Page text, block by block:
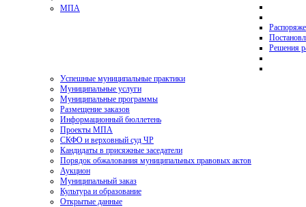
МПА
Решения
Успешные муниципальные практики
Муниципальные услуги
Муниципальные программы
Размещение заказов
Информационный бюллетень
Проекты МПА
СКФО и верховный суд ЧР
Кандидаты в присяжные заседатели
Порядок обжалования муниципальных правовых актов
Аукцион
Муниципальный заказ
Культура и образование
Открытые данные